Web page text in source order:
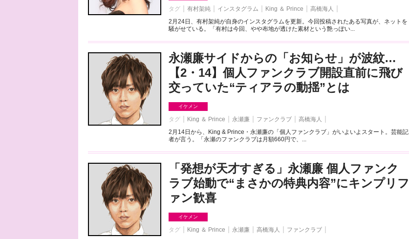
タグ 有村架純 インスタグラム King ＆ Prince
高橋海人
2月24日、有村架純が自身のインスタグラムを更新。今回投稿されたある写真が、ネットを
騒がせている。「有村は今回、やや布地が透けた素材という艶っぽい...
永瀬廉サイドからの「お知らせ」が波紋…
【2・14】個人ファンクラブ開設直前に飛び
交っていた“ティアラの動揺”とは
イケメン
タグ King ＆ Prince 永瀬廉 ファンクラブ
高橋海人
2月14日から、King & Prince・永瀬廉の「個人ファンクラブ」がいよいよスタート。芸能記
者が言う。「永瀬のファンクラブは月額660円で、...
「発想が天才すぎる」永瀬廉 個人ファンク
ラブ始動で“まさかの特典内容”にキンプリフ
ァン歓喜
イケメン
タグ King ＆ Prince 永瀬廉 高橋海人 ファンクラブ